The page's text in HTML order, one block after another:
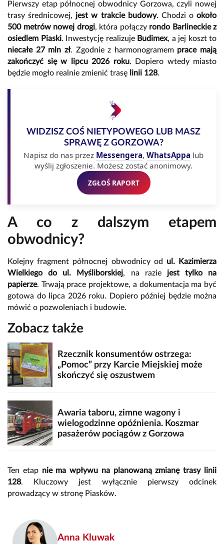
Pierwszy etap północnej obwodnicy Gorzowa, czyli nowej
trasy średnicowej, jest w trakcie budowy. Chodzi o około
500 metrów nowej drogi, która połączy rondo Barlineckie z
osiedlem Piaski. Inwestycję realizuje Budimex, a jej koszt to
niecałe 27 mln zł. Zgodnie z harmonogramem prace mają
zakończyć się w lipcu 2026 roku. Dopiero wtedy miasto
będzie mogło realnie zmienić trasę linii 128.
WIDZISZ COŚ NIETYPOWEGO LUB MASZ
SPRAWĘ Z GORZOWA?
Napisz do nas przez Messengera, WhatsAppa lub
wyślij zgłoszenie. Możesz zostać anonimowy.
ZGŁOŚ RAPORT
A co z dalszym etapem
obwodnicy?
Kolejny fragment północnej obwodnicy od ul. Kazimierza
Wielkiego do ul. Myśliborskiej, na razie jest tylko na
papierze. Trwają prace projektowe, a dokumentacja ma być
gotowa do lipca 2026 roku. Dopiero później będzie można
mówić o pozwoleniach i budowie.
Zobacz także
Rzecznik konsumentów ostrzega:
„Pomoc” przy Karcie Miejskiej może
skończyć się oszustwem
Awaria taboru, zimne wagony i
wielogodzinne opóźnienia. Koszmar
pasażerów pociągów z Gorzowa
Ten etap nie ma wpływu na planowaną zmianę trasy linii
128. Kluczowy jest wyłącznie pierwszy odcinek
prowadzący w stronę Piasków.
Anna Kluwak